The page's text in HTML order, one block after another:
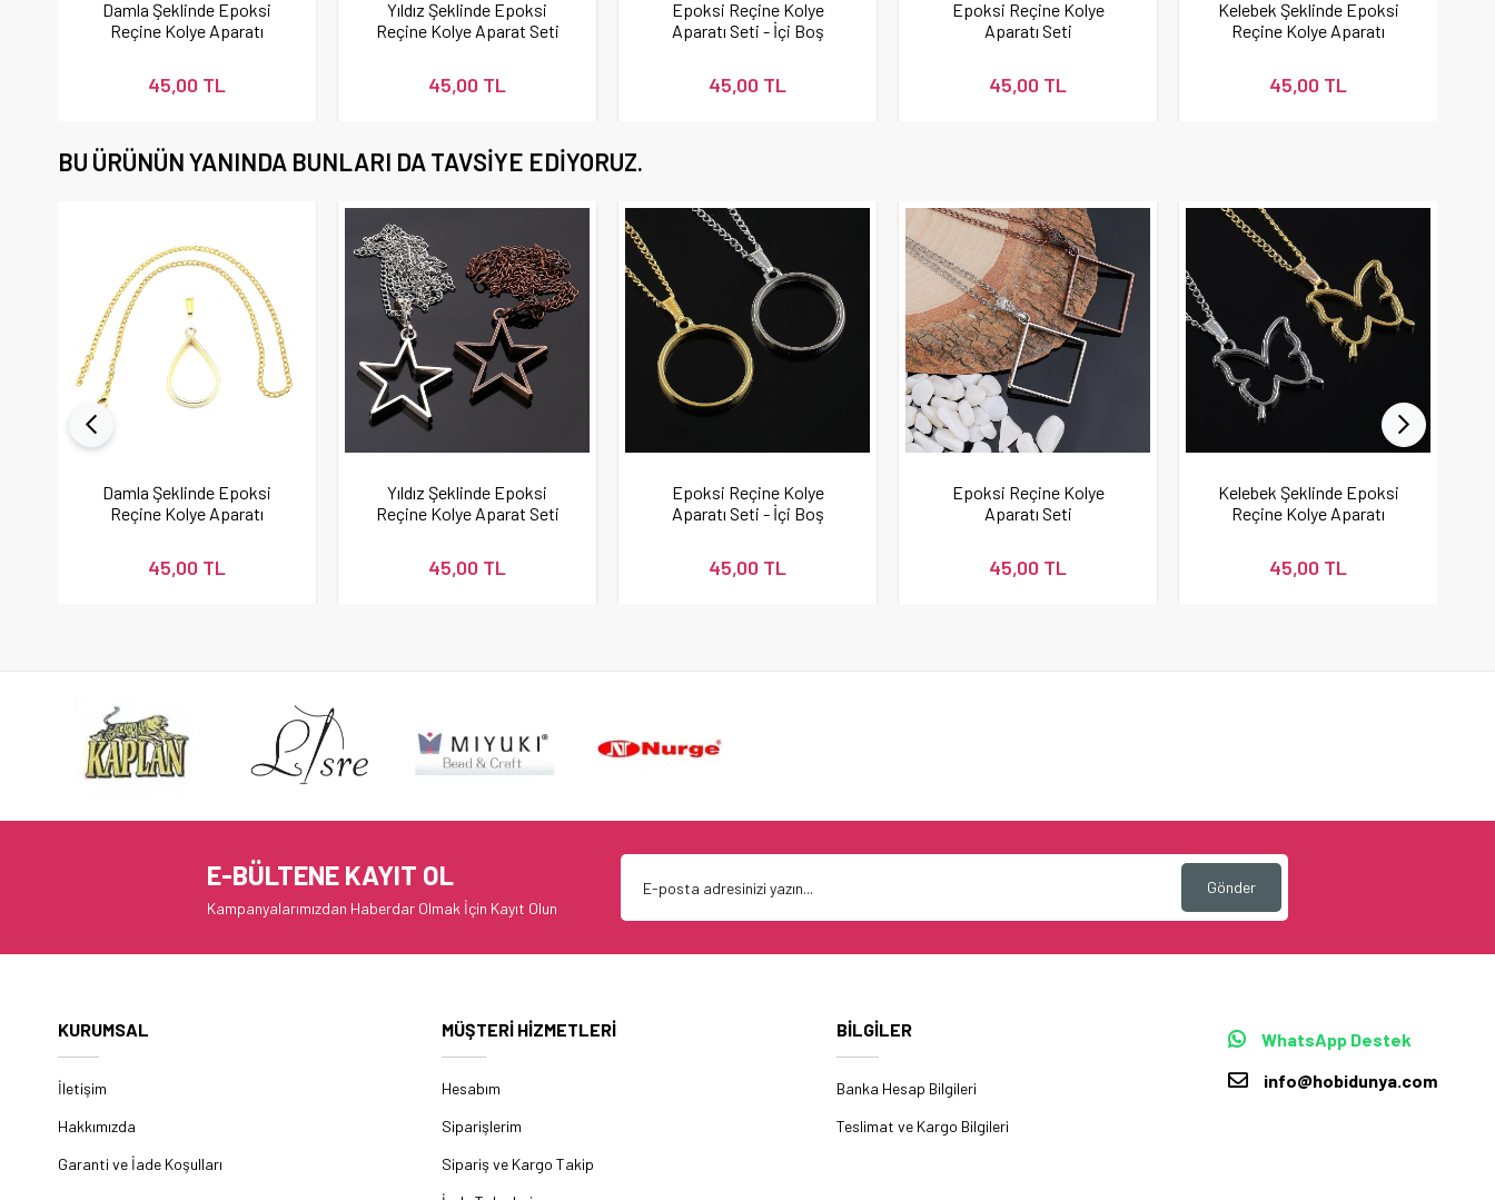
Damla Şeklinde Epoksi
Reçine Kolye Aparatı
45,00 TL
Yıldız Şeklinde Epoksi
Reçine Kolye Aparat Seti
45,00 TL
Epoksi Reçine Kolye
Aparatı Seti - İçi Boş
45,00 TL
Epoksi Reçine Kolye
Aparatı Seti
45,00 TL
Kelebek Şeklinde Epoksi
Reçine Kolye Aparatı
45,00 TL
BU ÜRÜNÜN YANINDA BUNLARI DA TAVSIYE EDIYORUZ.
Damla Şeklinde Epoksi
Reçine Kolye Aparatı
45,00 TL
Yıldız Şeklinde Epoksi
Reçine Kolye Aparat Seti
45,00 TL
Epoksi Reçine Kolye
Aparatı Seti - İçi Boş
45,00 TL
Epoksi Reçine Kolye
Aparatı Seti
45,00 TL
Kelebek Şeklinde Epoksi
Reçine Kolye Aparatı
45,00 TL
E-BÜLTENE KAYIT OL
Kampanyalarımızdan Haberdar Olmak İçin Kayıt Olun
Gönder
KURUMSAL
İletişim
Hakkımızda
Garanti ve İade Koşulları
MÜŞTERİ HİZMETLERİ
Hesabım
Siparişlerim
Sipariş ve Kargo Takip
BİLGİLER
Banka Hesap Bilgileri
Teslimat ve Kargo Bilgileri
WhatsApp Destek
info@hobidunya.com